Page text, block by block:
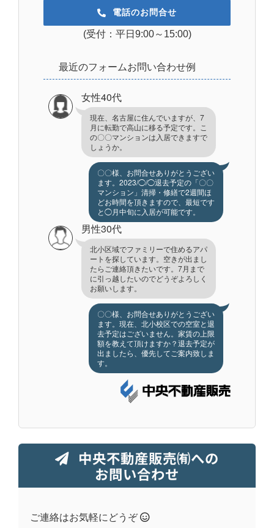
電話のお問合せ
(受付：平日9:00～15:00)
最近のフォームお問い合わせ例
女性40代
現在、名古屋に住んでいますが、7
月に転勤で高山に移る予定です。こ
の〇〇マンションは入居できますで
しょうか。
〇〇様、お問合せありがとうござい
ます。2023/◯/◯退去予定の「〇〇
マンション」清掃・修繕で2週間ほ
どお時間を頂きますので、最短です
と◯月中旬に入居が可能です。
男性30代
北小区域でファミリーで住めるアパ
ートを探しています。空きが出まし
たらご連絡頂きたいです。7月まで
に引っ越したいのでどうぞよろしく
お願いします。
〇〇様、お問合せありがとうござい
ます。現在、北小校区での空室と退
去予定はございません。家賃の上限
額を教えて頂けますか？退去予定が
出ましたら、優先してご案内致しま
す。
中央不動産販売㈲への
お問い合わせ
ご連絡はお気軽にどうぞ